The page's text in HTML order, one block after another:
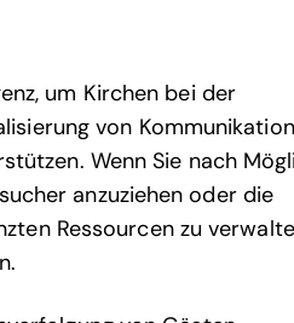
um Kirchen bei der
von
Wenn Sie nach
anzuziehen oder die
Ressourcen zu